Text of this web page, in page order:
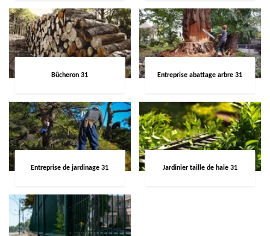
Bûcheron 31 Entreprise abattage arbre 31
Entreprise de jardinage 31 Jardinier taille de haie 31